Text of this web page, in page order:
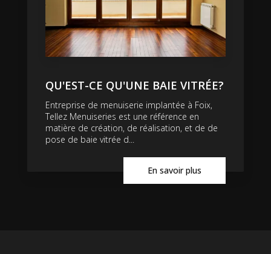
QU'EST-CE QU'UNE BAIE VITRÉE?
Entreprise de menuiserie implantée à Foix,
Tellez Menuiseries est une référence en
matière de création, de réalisation, et de de
pose de baie vitrée d...
En savoir plus